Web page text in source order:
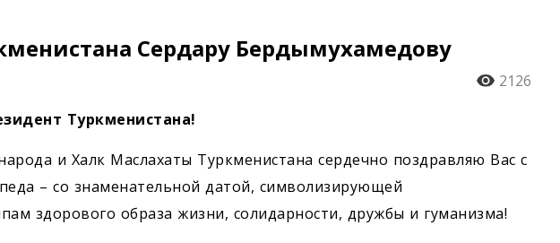
Сердару Бердымухамедову
2126
Туркменистана!
и Халк Маслахаты Туркменистана сердечно поздравляю Вас с
– со знаменательной датой, символизирующей
здорового образа жизни, солидарности, дружбы и гуманизма!